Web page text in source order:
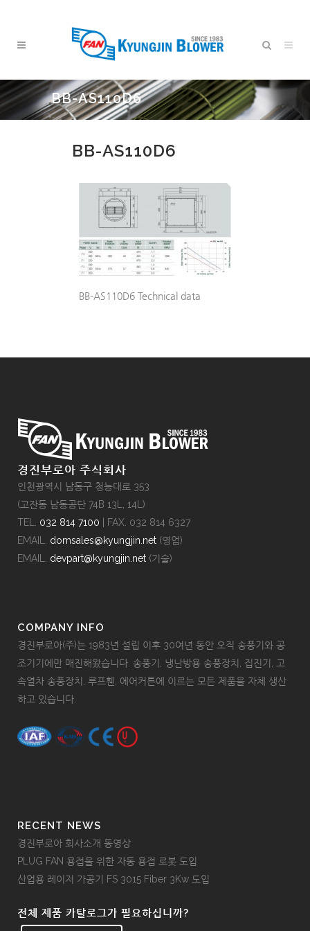
BB-AS110D6
BB-AS110D6
BB-AS110D6 Technical data
경진부로아 주식회사
인천광역시 남동구 청능대로 353
(고잔동 남동공단 74B 13L, 14L)
TEL. 032 814 7100 | FAX. 032 814 6327
EMAIL. domsales@kyungjin.net (영업)
EMAIL. devpart@kyungjin.net (기술)
COMPANY INFO
경진부로아(주)는 1983년 설립 이후 30여년 동안 오직 송풍기와 공
조기기에만 매진해왔습니다. 송풍기, 냉난방용 송풍장치, 집진기, 고
속열차 송풍장치, 루프휀, 에어커튼에 이르는 모든 제품을 자체 생산
하고 있습니다.
RECENT NEWS
경진부로아 회사소개 동영상
PLUG FAN 용접을 위한 자동 용접 로봇 도입
산업용 레이저 가공기 FS 3015 Fiber 3Kw 도입
전체 제품 카탈로그가 필요하십니까?